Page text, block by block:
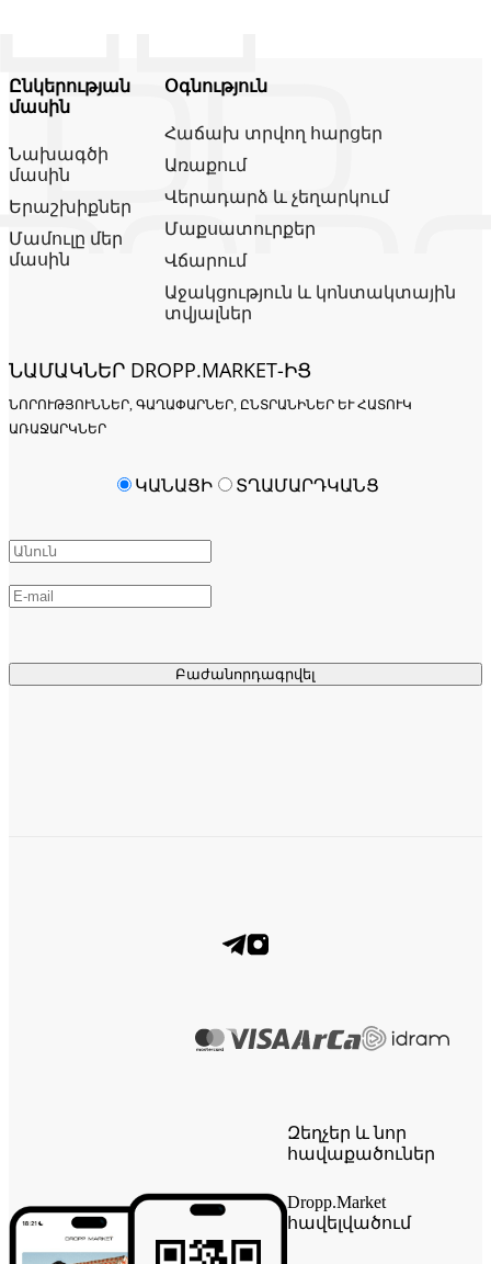
Ընկերության
մասին
Նախագծի
մասին
Երաշխիքներ
Մամուլը մեր
մասին
Օգնություն
Հաճախ տրվող հարցեր
Առաքում
Վերադարձ և չեղարկում
Մաքսատուրքեր
Վճարում
Աջակցություն և կոնտակտային
տվյալներ
ՆԱՄԱԿՆԵՐ DROPP.MARKET-ԻՑ
ՆՈՐՈՒԹՅՈՒՆՆԵՐ, ԳԱՂԱՓԱՐՆԵՐ, ԸՆՏՐԱՆԻՆԵՐ ԵՒ ՀԱՏՈՒԿ Ա
ՌԱՋԱՐԿՆԵՐ
Բաժանորդագրվել
ԿԱՆԱՑԻ ՏՂԱՄԱՐԴԿԱՆՑ
Զեղչեր և նոր
հավաքածուներ
Dropp.Market
հավելվածում